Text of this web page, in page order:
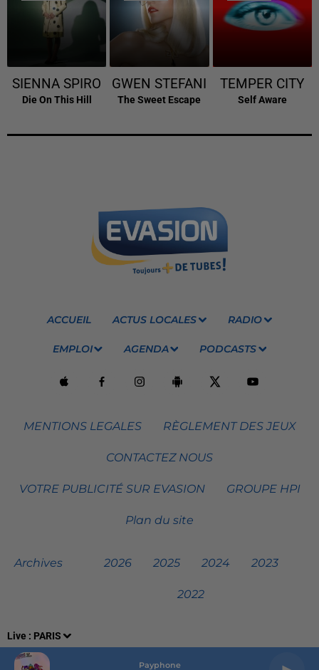
Live : PARIS
Payphone
SIENNA SPIRO
Die On This Hill
GWEN STEFANI
The Sweet Escape
TEMPER CITY
Self Aware
ACCUEIL ACTUS LOCALES RADIO
EMPLOI AGENDA PODCASTS
MENTIONS LEGALES RÈGLEMENT DES JEUX
CONTACTEZ NOUS
VOTRE PUBLICITÉ SUR EVASION GROUPE HPI
Plan du site
Archives 2026 2025 2024 2023
2022